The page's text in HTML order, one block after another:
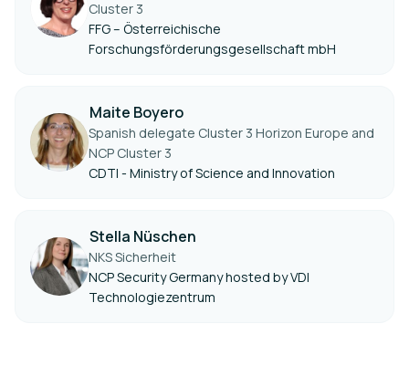
Cluster 3
FFG – Österreichische
Forschungsförderungsgesellschaft mbH
Maite Boyero
Spanish delegate Cluster 3 Horizon Europe and
NCP Cluster 3
CDTI - Ministry of Science and Innovation
Stella Nüschen
NKS Sicherheit
NCP Security Germany hosted by VDI
Technologiezentrum